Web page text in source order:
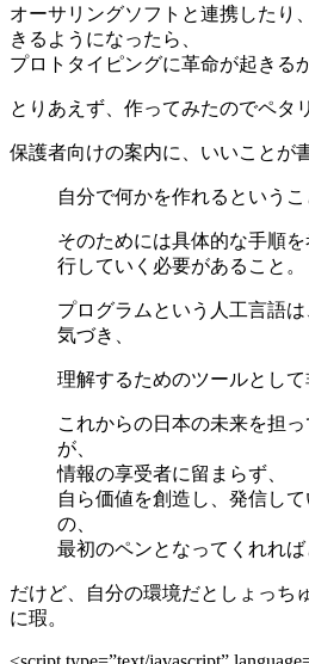
オーサリングソフトと連携したり
きるようになったら、
プロトタイピングに革命が起きる
とりあえず、作ってみたのでペタリ
保護者向けの案内に、いいことが
自分で何かを作れるというこ
そのためには具体的な手順
行していく必要があること。
プログラムという人工言語
気づき、
理解するためのツールとして
これからの日本の未来を担
が、
情報の享受者に留まらず、
自ら価値を創造し、発信し
の、
最初のペンとなってくれれば
だけど、自分の環境だとしょっち
に瑕。